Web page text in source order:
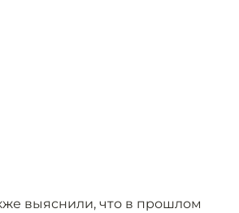
выяснили, что в прошлом